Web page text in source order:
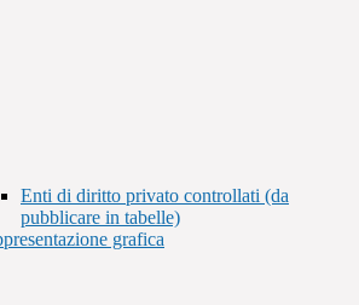
Enti di diritto privato controllati (da
pubblicare in tabelle)
grafica